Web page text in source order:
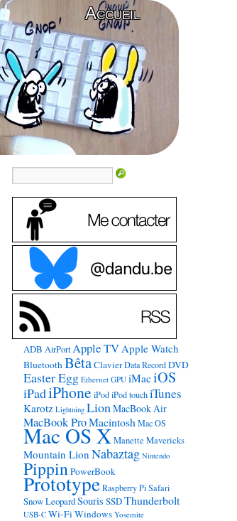
Accueil
ADB AirPort Apple TVApple Watch
BluetoothBêtaClavier Data Record DVD
Easter Egg Ethernet GPU iMaciOS
iPadiPhone iPod iPod touch iTunes
Karotz Lightning LionMacBook Air
MacBook ProMacintosh Mac OS
Mac OS X Manette Mavericks
Mountain Lion Nabaztag Nintendo
PippinPowerBook
Prototype Raspberry Pi Safari
Snow LeopardSouris SSDThunderbolt
USB-C Wi-FiWindows Yosemite